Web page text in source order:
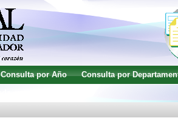
Consulta por Año
Consulta por